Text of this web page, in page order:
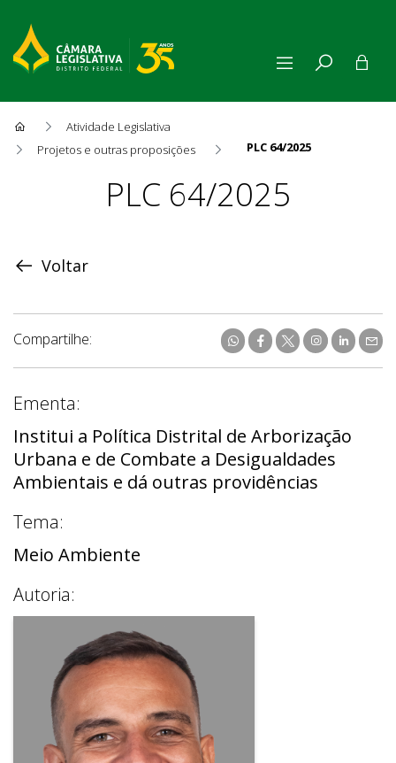
Atividade Legislativa
Projetos e outras proposições
PLC 64/2025
ProposiçãoPLC 64/2025
Voltar
Compartilhe:
Ementa:
Institui a Política Distrital de Arborização
Urbana e de Combate a Desigualdades
Ambientais e dá outras providências
Tema:
Meio Ambiente
Autoria: